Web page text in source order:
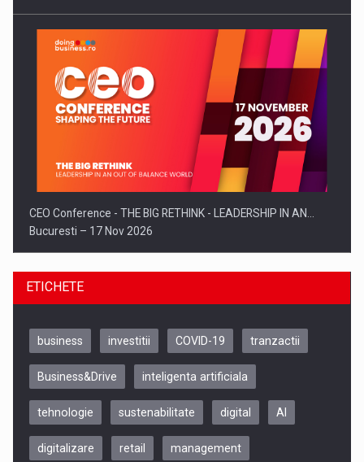
CEO Conference - THE BIG RETHINK - LEADERSHIP IN AN…
Bucuresti – 17 Nov 2026
Be Inspired. Make it Happen!, CLUJ, 9 Decembrie
ETICHETE
business investitii COVID-19 tranzactii
Business&Drive inteligenta artificiala
tehnologie sustenabilitate digital AI
digitalizare retail management